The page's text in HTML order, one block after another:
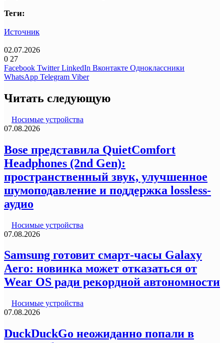
Теги:
Источник
02.07.2026
0 27
Facebook Twitter LinkedIn Вконтакте Одноклассники
WhatsApp Telegram Viber
Читать следующую
Носимые устройства
07.08.2026
Bose представила QuietComfort
Headphones (2nd Gen):
пространственный звук, улучшенное
шумоподавление и поддержка lossless-
аудио
Носимые устройства
07.08.2026
Samsung готовит смарт-часы Galaxy
Aero: новинка может отказаться от
Wear OS ради рекордной автономности
Носимые устройства
07.08.2026
DuckDuckGo неожиданно попали в